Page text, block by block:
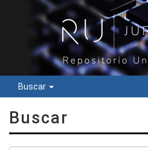
Buscar
Buscar